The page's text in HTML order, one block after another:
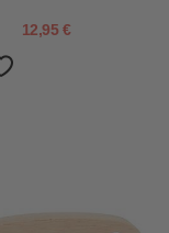
12,95 €